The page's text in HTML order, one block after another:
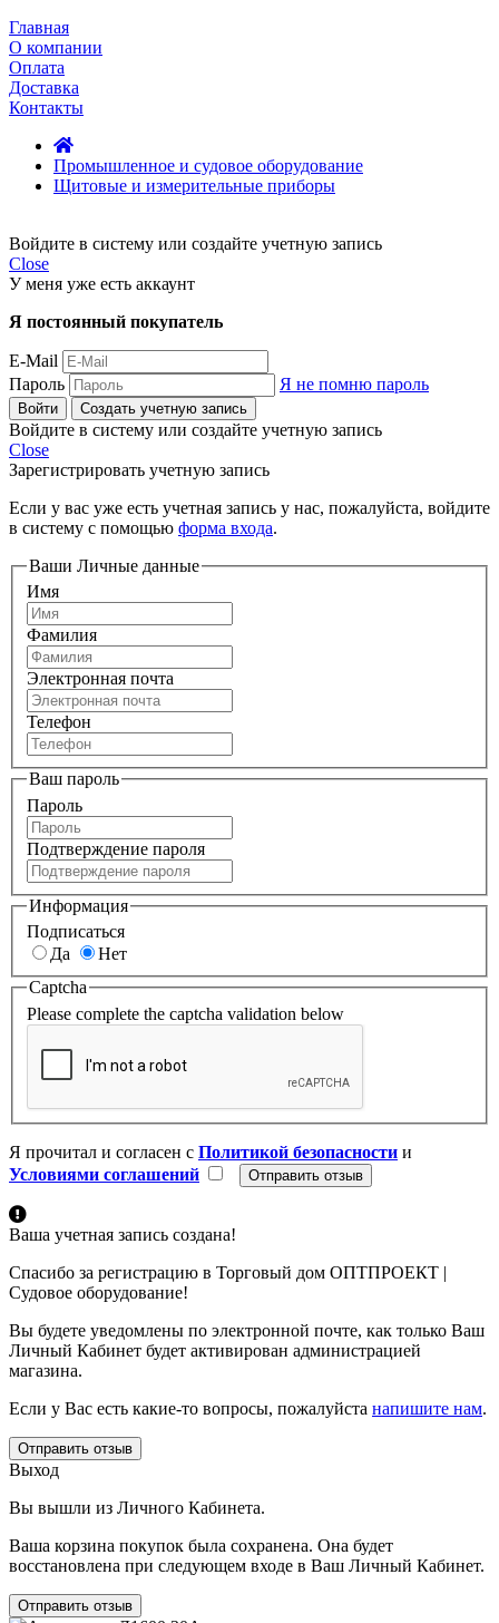
Главная
О компании
Оплата
Доставка
Контакты
Промышленное и судовое оборудование
Щитовые и измерительные приборы
Войдите в систему или создайте учетную запись
Close
У меня уже есть аккаунт
Я постоянный покупатель
E-Mail
Пароль
Я не помню пароль
Войти Создать учетную запись
Войдите в систему или создайте учетную запись
Close
Зарегистрировать учетную запись
Если у вас уже есть учетная запись у нас, пожалуйста, войдите
в систему с помощью форма входа.
Ваши Личные данные
Имя
Фамилия
Электронная почта
Телефон
Ваш пароль
Пароль
Подтверждение пароля
Информация
Подписаться
Да
Нет
Captcha
Please complete the captcha validation below
Я прочитал и согласен с Политикой безопасности и
Условиями соглашений
Ваша учетная запись создана!
Спасибо за регистрацию в Торговый дом ОПТПРОЕКТ |
Судовое оборудование!
Вы будете уведомлены по электронной почте, как только Ваш
Личный Кабинет будет активирован администрацией
магазина.
Если у Вас есть какие-то вопросы, пожалуйста напишите нам.
Отправить отзыв
Выход
Вы вышли из Личного Кабинета.
Ваша корзина покупок была сохранена. Она будет
восстановлена при следующем входе в Ваш Личный Кабинет.
Отправить отзыв